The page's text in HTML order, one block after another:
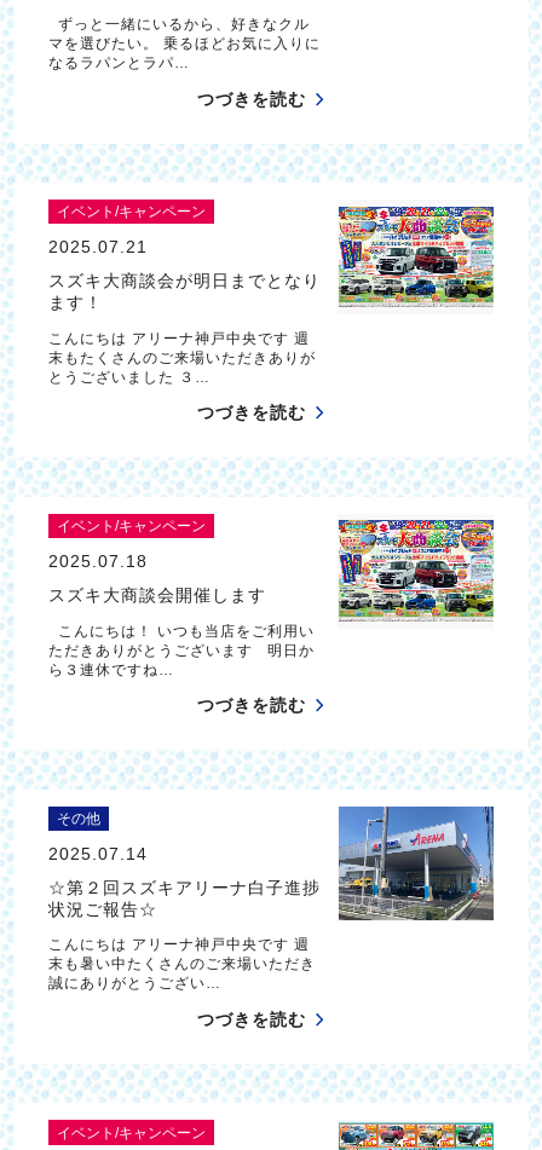
ずっと一緒にいるから、好きなクル
マを選びたい。 乗るほどお気に入りに
なるラパンとラパ…
つづきを読む
イベント/キャンペーン
2025.07.21
スズキ大商談会が明日までとなり
ます！
こんにちは アリーナ神戸中央です 週
末もたくさんのご来場いただきありが
とうございました ３…
つづきを読む
イベント/キャンペーン
2025.07.18
スズキ大商談会開催します
こんにちは！ いつも当店をご利用い
ただきありがとうございます 明日か
ら３連休ですね…
つづきを読む
その他
2025.07.14
☆第２回スズキアリーナ白子進捗
状況ご報告☆
こんにちは アリーナ神戸中央です 週
末も暑い中たくさんのご来場いただき
誠にありがとうござい…
つづきを読む
イベント/キャンペーン